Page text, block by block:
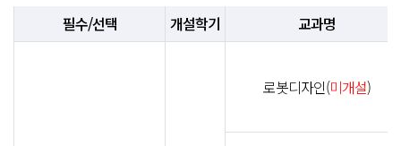
필수/선택 개설학기 교과명
로봇디자인(미개설)